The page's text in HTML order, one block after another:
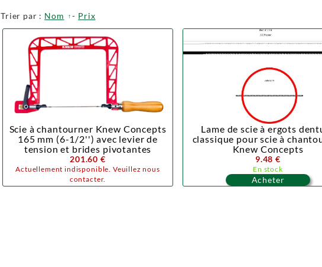
Trier par : Nom - Prix
Scie à chantourner Knew Concepts
165 mm (6-1/2'') avec levier de
tension et brides pivotantes
201.60 €
Actuellement indisponible. Veuillez nous
contacter.
Lame de scie à ergots
classique pour scie à
Knew Concepts
9.48 €
En stock
Acheter